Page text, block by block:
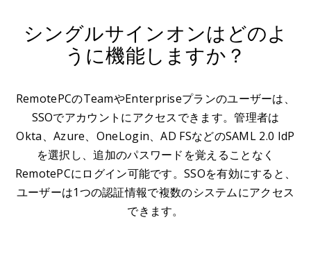
シングルサインオンはどのよ
うに機能しますか？
RemotePCのTeamやEnterpriseプランのユーザーは、
SSOでアカウントにアクセスできます。管理者は
Okta、Azure、OneLogin、AD FSなどのSAML 2.0 IdP
を選択し、追加のパスワードを覚えることなく
RemotePCにログイン可能です。SSOを有効にすると、
ユーザーは1つの認証情報で複数のシステムにアクセス
できます。